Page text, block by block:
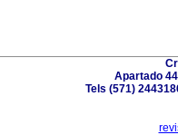
Apartado
Tels (571)